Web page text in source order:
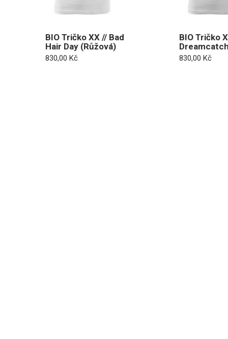
BIO Tričko XX // Bad
Hair Day (Růžová)
830,00 Kč
BIO Tričko
830,00 Kč